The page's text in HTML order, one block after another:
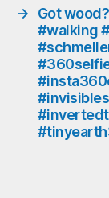
→
Got wood?
#walking